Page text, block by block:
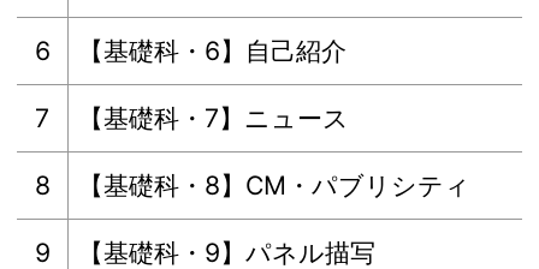
6 【基礎科・6】自己紹介
7 【基礎科・7】ニュース
8 【基礎科・8】CM・パブリシティ
9 【基礎科・9】パネル描写